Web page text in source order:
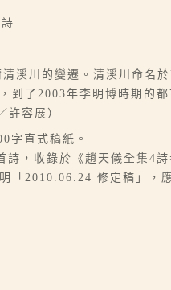
溪川的變遷。清溪川命名
到了2003年李明博時期的
許容展）
字直式稿紙。
，收錄於《趙天儀全集4
「2010.06.24 修定稿」，